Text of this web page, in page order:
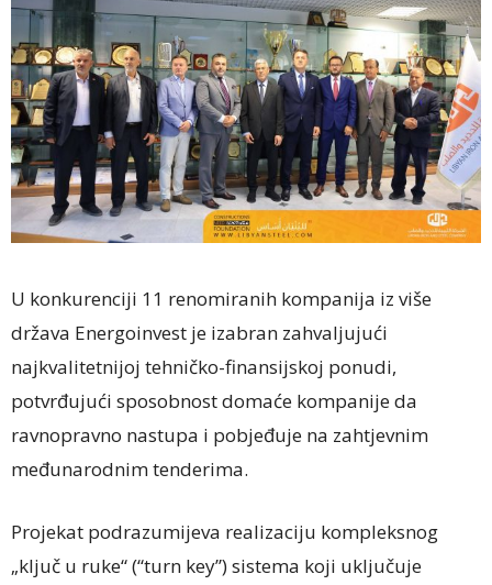
U konkurenciji 11 renomiranih kompanija iz više
država Energoinvest je izabran zahvaljujući
najkvalitetnijoj tehničko-finansijskoj ponudi,
potvrđujući sposobnost domaće kompanije da
ravnopravno nastupa i pobjeđuje na zahtjevnim
međunarodnim tenderima.
Projekat podrazumijeva realizaciju kompleksnog
„ključ u ruke“ (“turn key”) sistema koji uključuje